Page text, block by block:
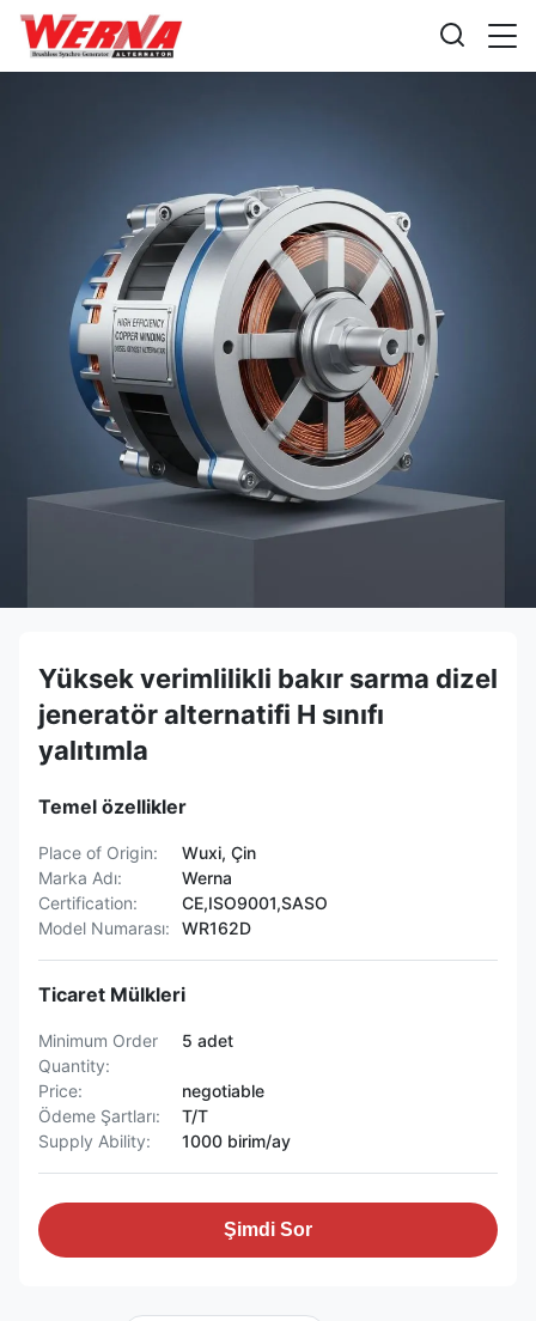
Yüksek verimlilikli bakır sarma dizel
jeneratör alternatifi H sınıfı
yalıtımla
Temel özellikler
Place of Origin:
Wuxi, Çin
Marka Adı:
Werna
Certification:
CE,ISO9001,SASO
Model Numarası:
WR162D
Ticaret Mülkleri
Minimum Order
Quantity:
5 adet
Price:
negotiable
Ödeme Şartları:
T/T
Supply Ability:
1000 birim/ay
Şimdi Sor